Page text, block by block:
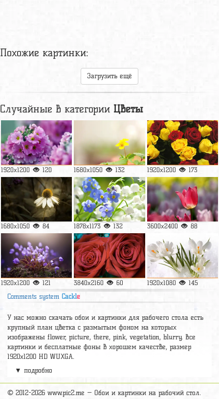
Похожие картинки:
Загрузить ещё
Случайные в категории Цветы
1920x1200 120 1680x1050 132 1920x1200 173
1680x1050 84 1878x1173 132 3600x2400 88
1920x1200 121 3840x2160 60 1920x1080 145
Comments system Cackle
У нас можно скачать обои и картинки для рабочего стола есть
крупный план цветка с размытым фоном на которых
изображены flower, picture, there, pink, vegetation, blurry. Все
картинки и бесплатные фоны в хорошем качестве, размер
1920x1200 HD WUXGA.
А так же можно найти много других картинок на нужную тему
разделобои Цветы, на сайте pic2.me представлено очень
большое количество красивых широкоформатных картинок, фото
▼ подробно
© 2012-2026 www.pic2.me — Обои и картинки на рабочий стол.